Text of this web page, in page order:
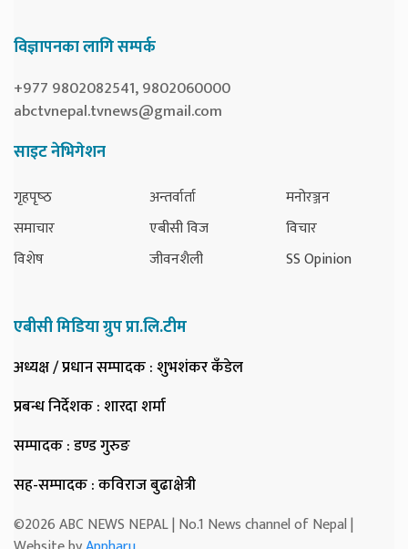
विज्ञापनका लागि सम्पर्क
+977 9802082541, 9802060000
abctvnepal.tvnews@gmail.com
साइट नेभिगेशन
गृहपृष्‍ठ
समाचार
विशेष
अन्तर्वार्ता
एबीसी विज
जीवनशैली
मनोरञ्जन
विचार
SS Opinion
एबीसी मिडिया ग्रुप प्रा.लि.टीम
अध्यक्ष / प्रधान सम्पादक: शुभशंकर कँडेल
प्रबन्ध निर्देशक: शारदा शर्मा
सम्पादक: डण्ड गुरुङ
सह-सम्पादक: कविराज बुढाक्षेत्री
©2026 ABC NEWS NEPAL | No.1 News channel of Nepal |